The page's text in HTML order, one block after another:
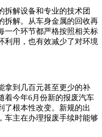
拆解设备和专业的技术团
拆解。从车身金属的回收再
一个环节都严格按照相关标
利用，也有效减少了对环境
拿到几百元甚至更少的补
着今年6月份新的报废汽车
了根本性改变。新规的出
车主在办理报废手续时能够